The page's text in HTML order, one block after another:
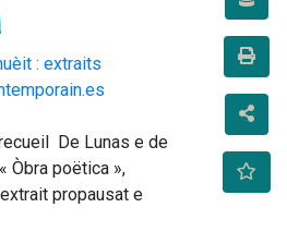
: extraits
De Lunas e de
Òbra poëtica »,
propausat e